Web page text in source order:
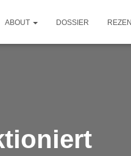
ABOUT DOSSIER